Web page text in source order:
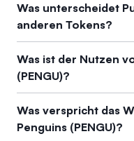
Was unterscheidet
anderen Tokens?
Was Pudgy Penguins
robuste kulturelle
Gemeinschaft, die über
Umsetzung und
potenziellen Leader im
Was ist der Nutzen
(PENGU)?
Der Nutzen der Pudgy
an einer Gemeinschaft
gemeinsame Erlebnisse
Was verspricht das
Penguins (PENGU)?